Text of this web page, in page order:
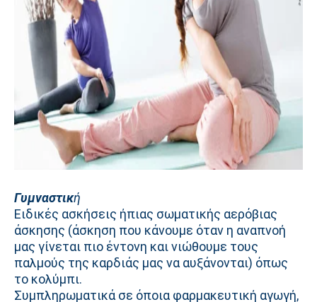
Γυμναστική
Ειδικές ασκήσεις ήπιας σωματικής αερόβιας
άσκησης (άσκηση που κάνουμε όταν η αναπνοή
μας γίνεται πιο έντονη και νιώθουμε τους
παλμούς της καρδιάς μας να αυξάνονται) όπως
το κολύμπι.
Συμπληρωματικά σε όποια φαρμακευτική αγωγή,